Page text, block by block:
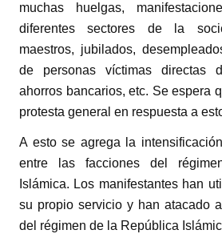
muchas huelgas,
diferentes sectores de la
maestros, jubilados,
de personas víctimas directas
ahorros bancarios, etc. Se espera
protesta general en respuesta a
A esto se agrega la
entre las facciones del
Islámica. Los manifestantes han
su propio servicio y han atacado
del régimen de la República